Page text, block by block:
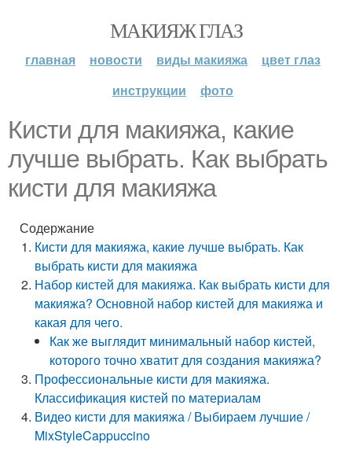
МАКИЯЖ ГЛАЗ
главная новости виды макияжа
цвет глаз
инструкции
фото
Кисти для макияжа, какие
лучше выбрать. Как выбрать
кисти для макияжа
Содержание
Кисти для макияжа, какие лучше выбрать. Как
выбрать кисти для макияжа
Набор кистей для макияжа. Как выбрать кисти для
макияжа? Основной набор кистей для макияжа и
какая для чего.
Как же выглядит минимальный набор кистей,
которого точно хватит для создания макияжа?
Профессиональные кисти для макияжа.
Классификация кистей по материалам
Видео кисти для макияжа / Выбираем лучшие /
MixStyleCappuccino